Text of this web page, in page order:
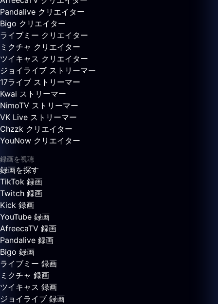
Pandalive クリエイター
Bigo クリエイター
ライブミー クリエイター
ミクチャ クリエイター
ツイキャス クリエイター
ジョイライブ ストリーマー
17ライブ ストリーマー
Kwai ストリーマー
NimoTV ストリーマー
VK Live ストリーマー
Chzzk クリエイター
YouNow クリエイター
録画を視聴
録画を探す
TikTok 録画
Twitch 録画
Kick 録画
YouTube 録画
AfreecaTV 録画
Pandalive 録画
Bigo 録画
ライブミー 録画
ミクチャ 録画
ツイキャス 録画
ジョイライブ 録画